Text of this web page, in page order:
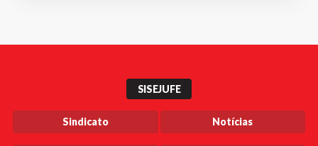
SISEJUFE
Sindicato Notícias